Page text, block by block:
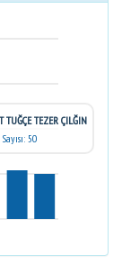
TUĞÇE TEZER ÇILĞIN
50